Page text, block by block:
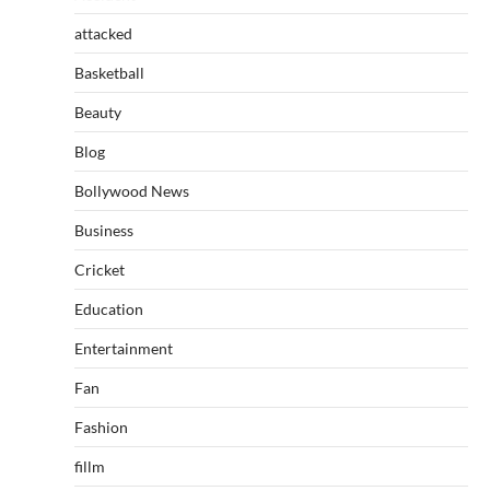
attacked
Basketball
Beauty
Blog
Bollywood News
Business
Cricket
Education
Entertainment
Fan
Fashion
fillm